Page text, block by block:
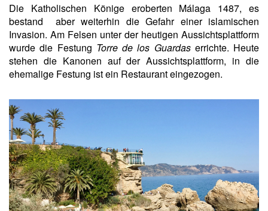
Die Katholischen Könige eroberten Málaga 1487, es
bestand aber weiterhin die Gefahr einer islamischen
Invasion. Am Felsen unter der heutigen Aussichtsplattform
wurde die Festung Torre de los Guardaserrichte. Heute
stehen die Kanonen auf der Aussichtsplattform, in die
ehemalige Festung ist ein Restaurant eingezogen.